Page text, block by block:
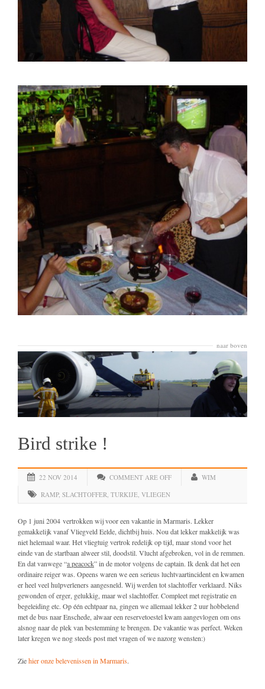
naar boven
Bird strike !
22 NOV 2014 COMMENT ARE OFF
WIM
RAMP, SLACHTOFFER, TURKIJE, VLIEGEN
Op 1 juni 2004 vertrokken wij voor een vakantie in Marmaris. Lekker
gemakkelijk vanaf Vliegveld Eelde, dichtbij huis. Nou dat lekker makkelijk was
niet helemaal waar. Het vliegtuig vertrok redelijk op tijd, maar stond voor het
einde van de startbaan alweer stil, doodstil. Vlucht afgebroken, vol in de remmen.
En dat vanwege “a peacock” in de motor volgens de captain. Ik denk dat het een
ordinaire reiger was. Opeens waren we een serieus luchtvaartincident en kwamen
er heel veel hulpverleners aangesneld. Wij werden tot slachtoffer verklaard. Niks
gewonden of erger, gelukkig, maar wel slachtoffer. Compleet met registratie en
begeleiding etc. Op één echtpaar na, gingen we allemaal lekker 2 uur hobbelend
met de bus naar Enschede, alwaar een reservetoestel kwam aangevlogen om ons
alsnog naar de plek van bestemming te brengen. De vakantie was perfect. Weken
later kregen we nog steeds post met vragen of we nazorg wensten:)
Ziehier onze belevenissen in Marmaris.